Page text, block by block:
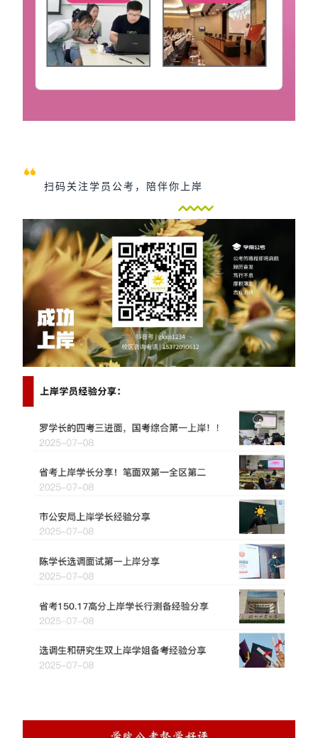
扫码关注学员公考，陪伴你上岸